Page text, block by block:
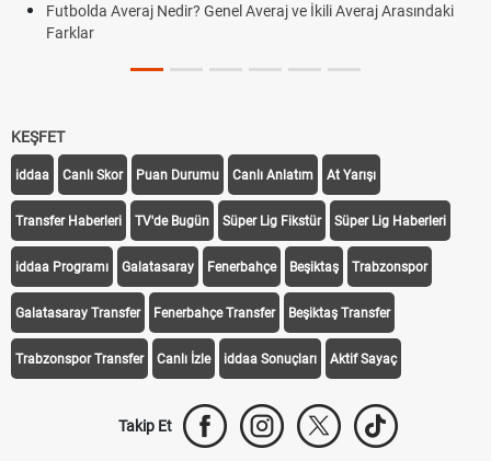
Nedir? Genel Averaj ve İkili Averaj Arasındaki
Motorine
KEŞFET
iddaa Canlı Skor Puan Durumu Canlı Anlatım At Yarışı
Transfer Haberleri TV'de Bugün Süper Lig Fikstür Süper Lig Haberleri
iddaa Programı Galatasaray Fenerbahçe Beşiktaş Trabzonspor
Galatasaray Transfer Fenerbahçe Transfer Beşiktaş Transfer
Trabzonspor Transfer Canlı İzle iddaa Sonuçları Aktif Sayaç